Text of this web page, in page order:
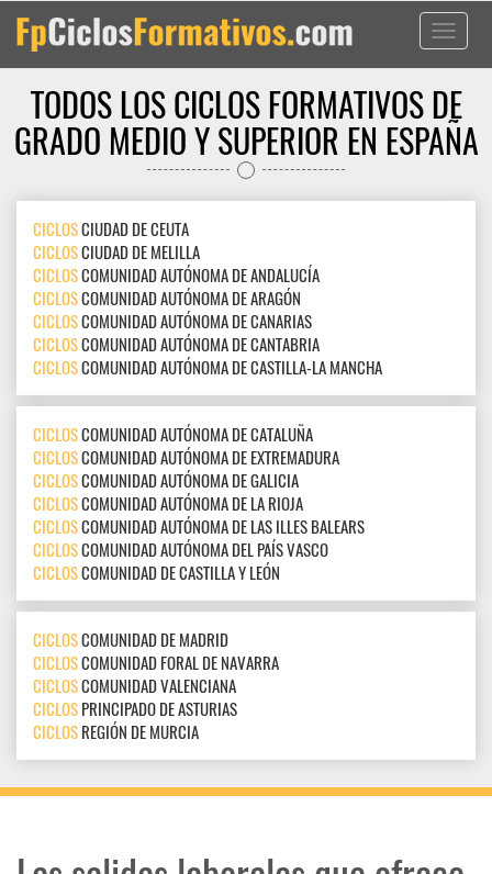
Toggle
TODOS LOS CICLOS FORMATIVOS DE
GRADO MEDIO Y SUPERIOR EN ESPAÑA
CICLOSCIUDAD DE CEUTA
CICLOSCIUDAD DE MELILLA
CICLOSCOMUNIDAD AUTÓNOMA DE ANDALUCÍA
CICLOSCOMUNIDAD AUTÓNOMA DE ARAGÓN
CICLOSCOMUNIDAD AUTÓNOMA DE CANARIAS
CICLOSCOMUNIDAD AUTÓNOMA DE CANTABRIA
CICLOSCOMUNIDAD AUTÓNOMA DE CASTILLA-LA MANCHA
CICLOSCOMUNIDAD AUTÓNOMA DE CATALUÑA
CICLOSCOMUNIDAD AUTÓNOMA DE EXTREMADURA
CICLOSCOMUNIDAD AUTÓNOMA DE GALICIA
CICLOSCOMUNIDAD AUTÓNOMA DE LA RIOJA
CICLOSCOMUNIDAD AUTÓNOMA DE LAS ILLES BALEARS
CICLOSCOMUNIDAD AUTÓNOMA DEL PAÍS VASCO
CICLOSCOMUNIDAD DE CASTILLA Y LEÓN
CICLOSCOMUNIDAD DE MADRID
CICLOSCOMUNIDAD FORAL DE NAVARRA
CICLOSCOMUNIDAD VALENCIANA
CICLOSPRINCIPADO DE ASTURIAS
CICLOSREGIÓN DE MURCIA